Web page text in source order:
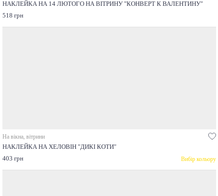
НАКЛЕЙКА НА 14 ЛЮТОГО НА ВІТРИНУ "КОНВЕРТ К ВАЛЕНТИНУ"
518 грн
На вікна, вітрини
НАКЛЕЙКА НА ХЕЛОВІН "ДИКІ КОТИ"
403 грн
Вибір кольору